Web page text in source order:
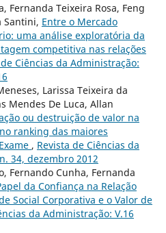
Fernanda Teixeira Rosa, Feng
Santini, Entre o Mercado
uma análise exploratória da
competitiva nas relações
Ciências da Administração:
Larissa Teixeira da
Mendes De Luca, Allan
ou destruição de valor na
ranking das maiores
, Revista de Ciências da
34, dezembro 2012
Fernando Cunha, Fernanda
da Confiança na Relação
Social Corporativa e o Valor de
da Administração: V.16